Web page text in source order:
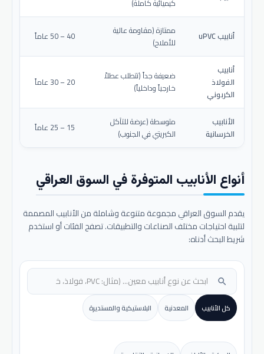
كيميائية كاملة)
أنابيب uPVC
ممتازة (مقاومة عالية
للأملاح)
40 – 50 عاماً
أنابيب
الفولاذ
الكربوني
ضعيفة جداً (تتطلب عطلاً
خارجياً وداخلياً)
20 – 30 عاماً
الأنابيب
الخرسانية
متوسطة (عرضة للتآكل
الكبريتي في الجنوب)
15 – 25 عاماً
أنواع الأنابيب المتوفرة في السوق العراقي
يقدم السوق العراقي مجموعة متنوعة وشاملة من الأنابيب المصممة
لتلبية احتياجات مختلف الصناعات والتطبيقات. تصفح الفئات أو استخدم
شريط البحث أدناه:
search
كل الأنابيب المعدنية البلاستيكية والمستديرة